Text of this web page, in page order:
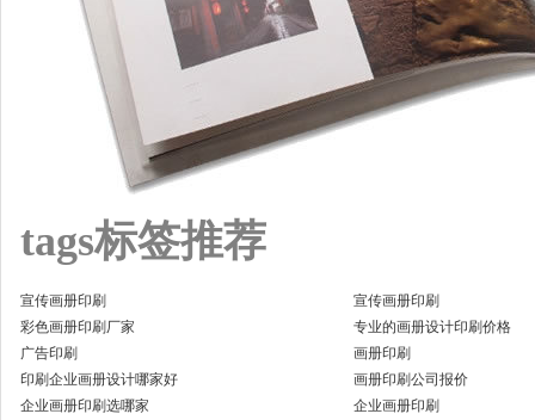
tags标签推荐
宣传画册印刷
宣传画册印刷
彩色画册印刷厂家
专业的画册设计印刷价格
广告印刷
画册印刷
印刷企业画册设计哪家好
画册印刷公司报价
企业画册印刷选哪家
企业画册印刷